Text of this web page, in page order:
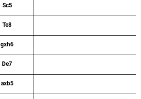
Sc5
Te8
gxh6
De7
axb5